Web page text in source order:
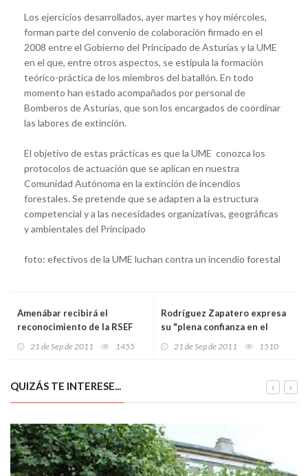
Los ejercicios desarrollados, ayer martes y hoy miércoles,
forman parte del convenio de colaboración firmado en el
2008 entre el Gobierno del Principado de Asturias y la UME
en el que, entre otros aspectos, se estipula la formación
teórico-práctica de los miembros del batallón. En todo
momento han estado acompañados por personal de
Bomberos de Asturias, que son los encargados de coordinar
las labores de extinción.
El objetivo de estas prácticas es que la UME conozca los
protocolos de actuación que se aplican en nuestra
Comunidad Autónoma en la extinción de incendios
forestales. Se pretende que se adapten a la estructura
competencial y a las necesidades organizativas, geográficas
y ambientales del Principado
foto: efectivos de la UME luchan contra un incendio forestal
Amenábar recibirá el
reconocimiento de la RSEF
mujer científica en ‘Ágora’
21 de Sep de 2011 1455
Rodríguez Zapatero expresa
su "plena confianza en el
21 de Sep de 2011 1510
QUIZÁS TE INTERESE...